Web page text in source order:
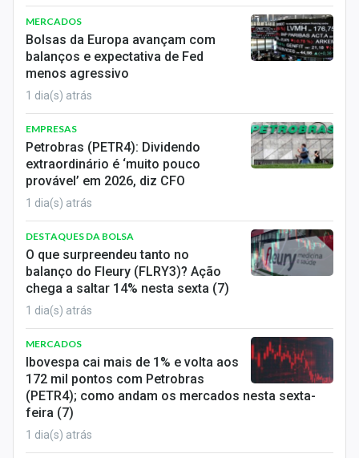
MERCADOS
Bolsas da Europa avançam com
balanços e expectativa de Fed
menos agressivo
1 dia(s) atrás
EMPRESAS
Petrobras (PETR4): Dividendo
extraordinário é ‘muito pouco
provável’ em 2026, diz CFO
1 dia(s) atrás
DESTAQUES DA BOLSA
O que surpreendeu tanto no
balanço do Fleury (FLRY3)? Ação
chega a saltar 14% nesta sexta (7)
1 dia(s) atrás
MERCADOS
Ibovespa cai mais de 1% e volta aos
172 mil pontos com Petrobras
(PETR4); como andam os mercados nesta sexta-
feira (7)
1 dia(s) atrás